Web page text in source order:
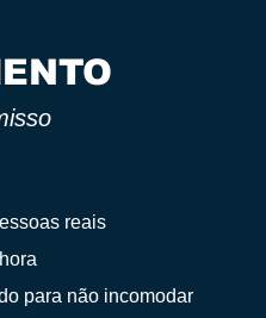
reais
para não incomodar